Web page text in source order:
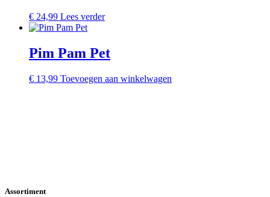
€ 24,99 Lees verder
Pim Pam Pet
€ 13,99 Toevoegen aan winkelwagen
Assortiment